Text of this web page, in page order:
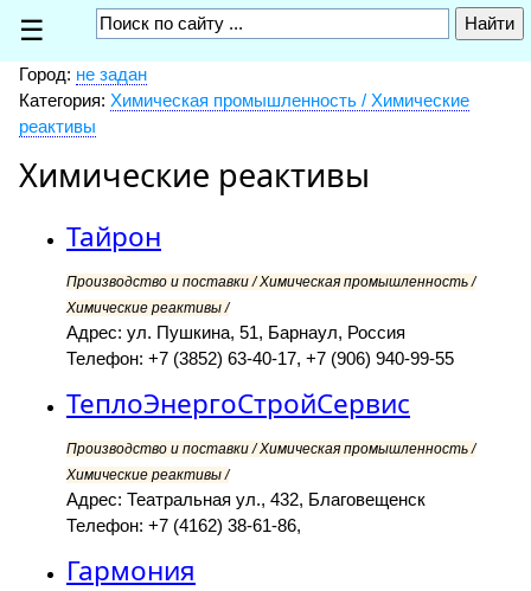
☰
Город: не задан
Категория: Химическая промышленность / Химические
реактивы
Химические реактивы
Тайрон
Производство и поставки / Химическая промышленность /
Химические реактивы /
Адрес: ул. Пушкина, 51, Барнаул, Россия
Телефон: +7 (3852) 63-40-17, +7 (906) 940-99-55
ТеплоЭнергоСтройСервис
Производство и поставки / Химическая промышленность /
Химические реактивы /
Адрес: Театральная ул., 432, Благовещенск
Телефон: +7 (4162) 38-61-86,
Гармония